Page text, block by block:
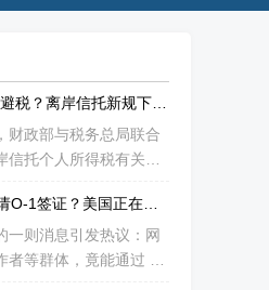
财政部与税务总局联合
信托个人所得税有关事
值人群的财富管理圈层
文件，连同国家税务总
一则消息引发热议：网
等群体，竟能通过 O-